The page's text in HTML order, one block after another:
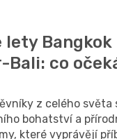
lety Bangkok
Bali: co
z celého světa
bohatství a
které vyprávějí